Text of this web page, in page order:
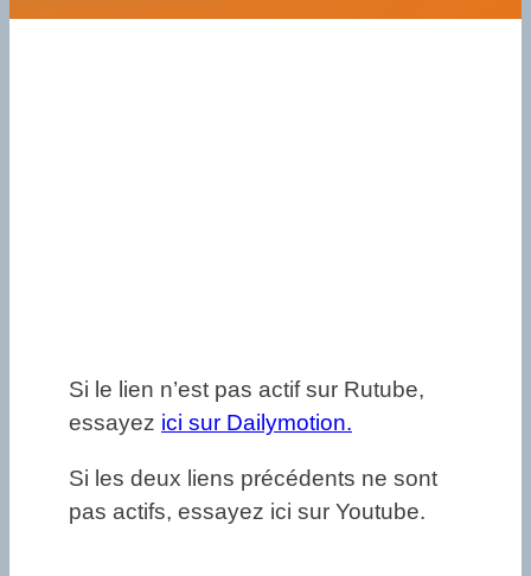
Si le lien n’est pas actif sur Rutube,
essayez ici sur Dailymotion.
Si les deux liens précédents ne sont
pas actifs, essayez ici sur Youtube.